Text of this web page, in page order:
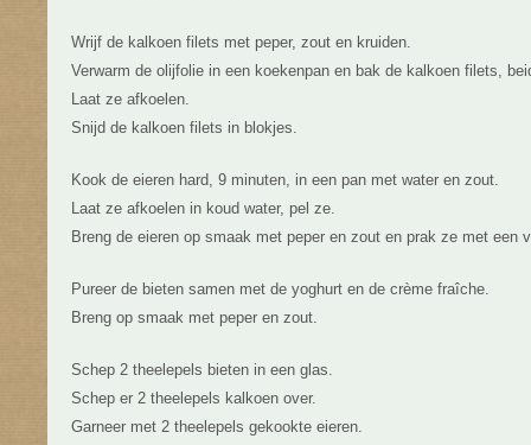
Wrijf de kalkoen filets met peper, zout en kruiden.
Verwarm de olijfolie in een koekenpan en bak de kalkoen filets,
Laat ze afkoelen.
Snijd de kalkoen filets in blokjes.
Kook de eieren hard, 9 minuten, in een pan met water en zout.
Laat ze afkoelen in koud water, pel ze.
Breng de eieren op smaak met peper en zout en prak ze met een
Pureer de bieten samen met de yoghurt en de crème fraîche.
Breng op smaak met peper en zout.
Schep 2 theelepels bieten in een glas.
Schep er 2 theelepels kalkoen over.
Garneer met 2 theelepels gekookte eieren.